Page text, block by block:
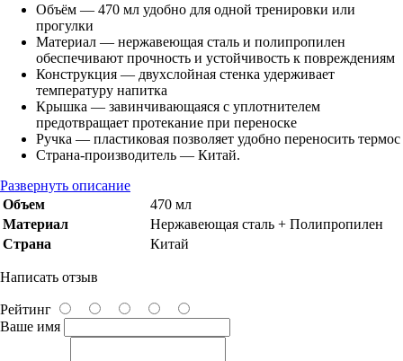
Объём — 470 мл удобно для одной тренировки или
прогулки
Материал — нержавеющая сталь и полипропилен
обеспечивают прочность и устойчивость к повреждениям
Конструкция — двухслойная стенка удерживает
температуру напитка
Крышка — завинчивающаяся с уплотнителем
предотвращает протекание при переноске
Ручка — пластиковая позволяет удобно переносить термос
Страна-производитель — Китай.
Развернуть описание
Объем
470 мл
Материал
Нержавеющая сталь + Полипропилен
Страна
Китай
Написать отзыв
Рейтинг
Ваше имя